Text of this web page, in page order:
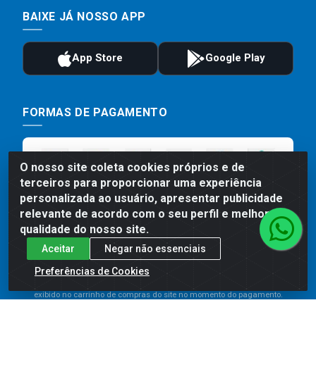
O nosso site coleta cookies próprios e de
terceiros para proporcionar uma experiência
personalizada ao usuário, apresentar publicidade
relevante de acordo com o seu perfil e melhorar a
qualidade do nosso site.
Aceitar
Negar não essenciais
Preferências de Cookies
BAIXE JÁ NOSSO APP
FORMAS DE PAGAMENTO
Preços, promoções, condições de pagamento e frete são válidos
para compras realizadas exclusivamente pelo site. Caso haja
exibido no carrinho de compras do site no momento do pagamento.